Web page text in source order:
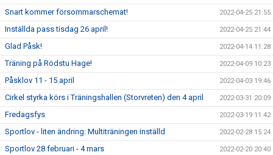
Snart kommer försommarschemat! 2022-04-25 21:55
Inställda pass tisdag 26 april! 2022-04-25 21:44
Glad Påsk! 2022-04-14 11:28
Träning på Rödstu Hage! 2022-04-09 10:23
Påsklov 11 - 15 april 2022-04-03 19:46
Cirkel styrka körs i Träningshallen (Storvreten) den 4 april 2022-03-31 20:09
Fredagsfys 2022-03-19 11:42
Sportlov - liten ändring: Multiträningen inställd 2022-02-28 15:24
Sportlov 28 februari - 4 mars 2022-02-20 20:40